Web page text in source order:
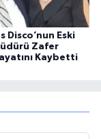
Disco’nun Eski
Zafer
Kaybetti